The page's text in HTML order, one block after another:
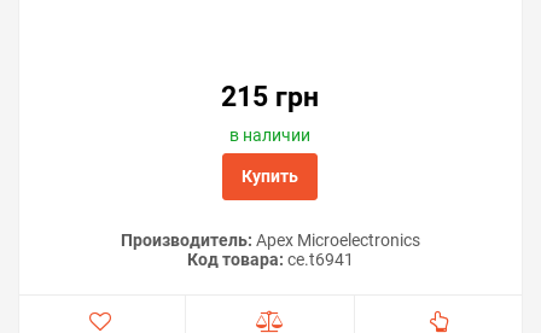
215 грн
в наличии
Купить
Производитель: Apex Microelectronics
Код товара: ce.t6941